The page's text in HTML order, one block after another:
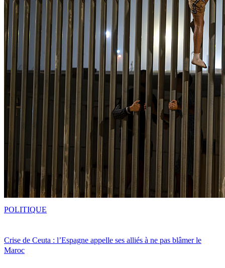
Crise de Ceuta : l’Espagne appelle ses alliés à ne pas blâmer le
Maroc
POLITIQUE